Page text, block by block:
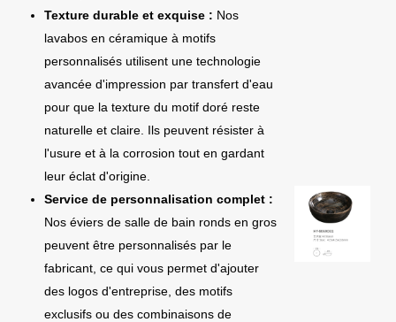
Texture durable et exquise : Nos
lavabos en céramique à motifs
personnalisés utilisent une technologie
avancée d'impression par transfert d'eau
pour que la texture du motif doré reste
naturelle et claire. Ils peuvent résister à
l'usure et à la corrosion tout en gardant
leur éclat d'origine.
Service de personnalisation complet :
Nos éviers de salle de bain ronds en gros
peuvent être personnalisés par le
fabricant, ce qui vous permet d'ajouter
des logos d'entreprise, des motifs
exclusifs ou des combinaisons de